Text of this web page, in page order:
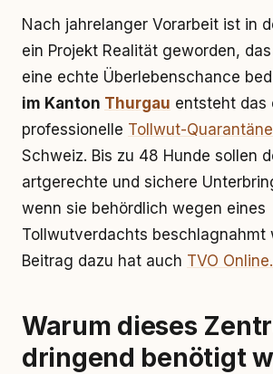
Nach jahrelanger Vorarbeit ist in
ein Projekt Realität geworden,
eine echte Überlebenschance
im Kanton Thurgau entsteht das
professionelle Tollwut-
Schweiz. Bis zu 48 Hunde sollen
artgerechte und sichere
wenn sie behördlich wegen eines
Tollwutverdachts beschlagnahmt
Beitrag dazu hat auch TVO Online.
Warum dieses
dringend benötigt